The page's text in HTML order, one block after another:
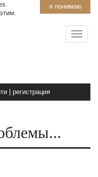
я понимаю
регистрация